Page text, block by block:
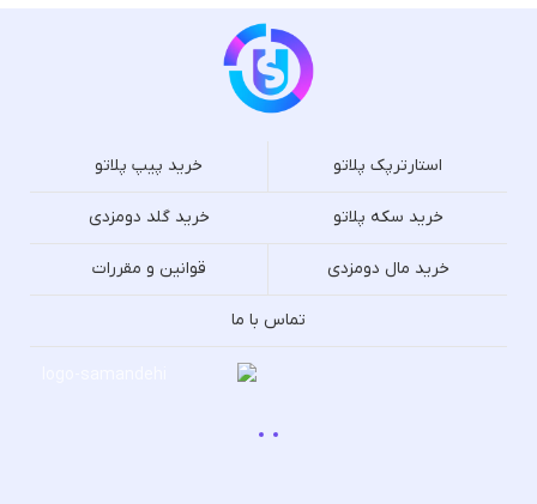
استارترپک پلاتو خرید پیپ پلاتو
خرید سکه پلاتو خرید گلد دومزدی
خرید مال دومزدی قوانین و مقررات
تماس با ما